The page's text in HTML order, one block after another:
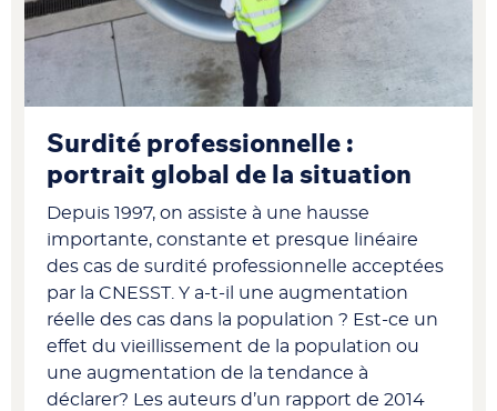
Surdité professionnelle :
portrait global de la situation
Depuis 1997, on assiste à une hausse
importante, constante et presque linéaire
des cas de surdité professionnelle acceptées
par la CNESST. Y a-t-il une augmentation
réelle des cas dans la population ? Est-ce un
effet du vieillissement de la population ou
une augmentation de la tendance à
déclarer? Les auteurs d’un rapport de 2014